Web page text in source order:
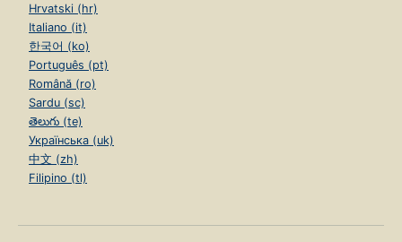
Hrvatski (hr)
Italiano (it)
한국어 (ko)
Português (pt)
Română (ro)
Sardu (sc)
తెలుగు (te)
Українська (uk)
中文 (zh)
Filipino (tl)